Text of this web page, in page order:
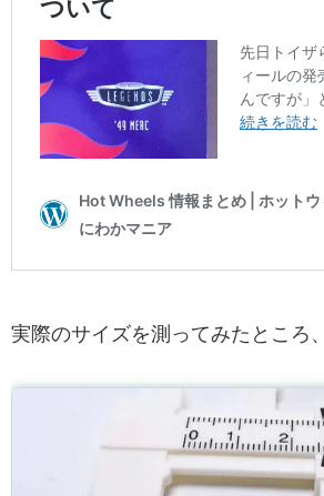
実際のサイズを測ってみたところ、